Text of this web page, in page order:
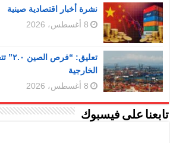
نشرة أخبار اقتصادية صينية
8 أغسطس، 2026
الخارجية
8 أغسطس، 2026
تابعنا على فيسبوك